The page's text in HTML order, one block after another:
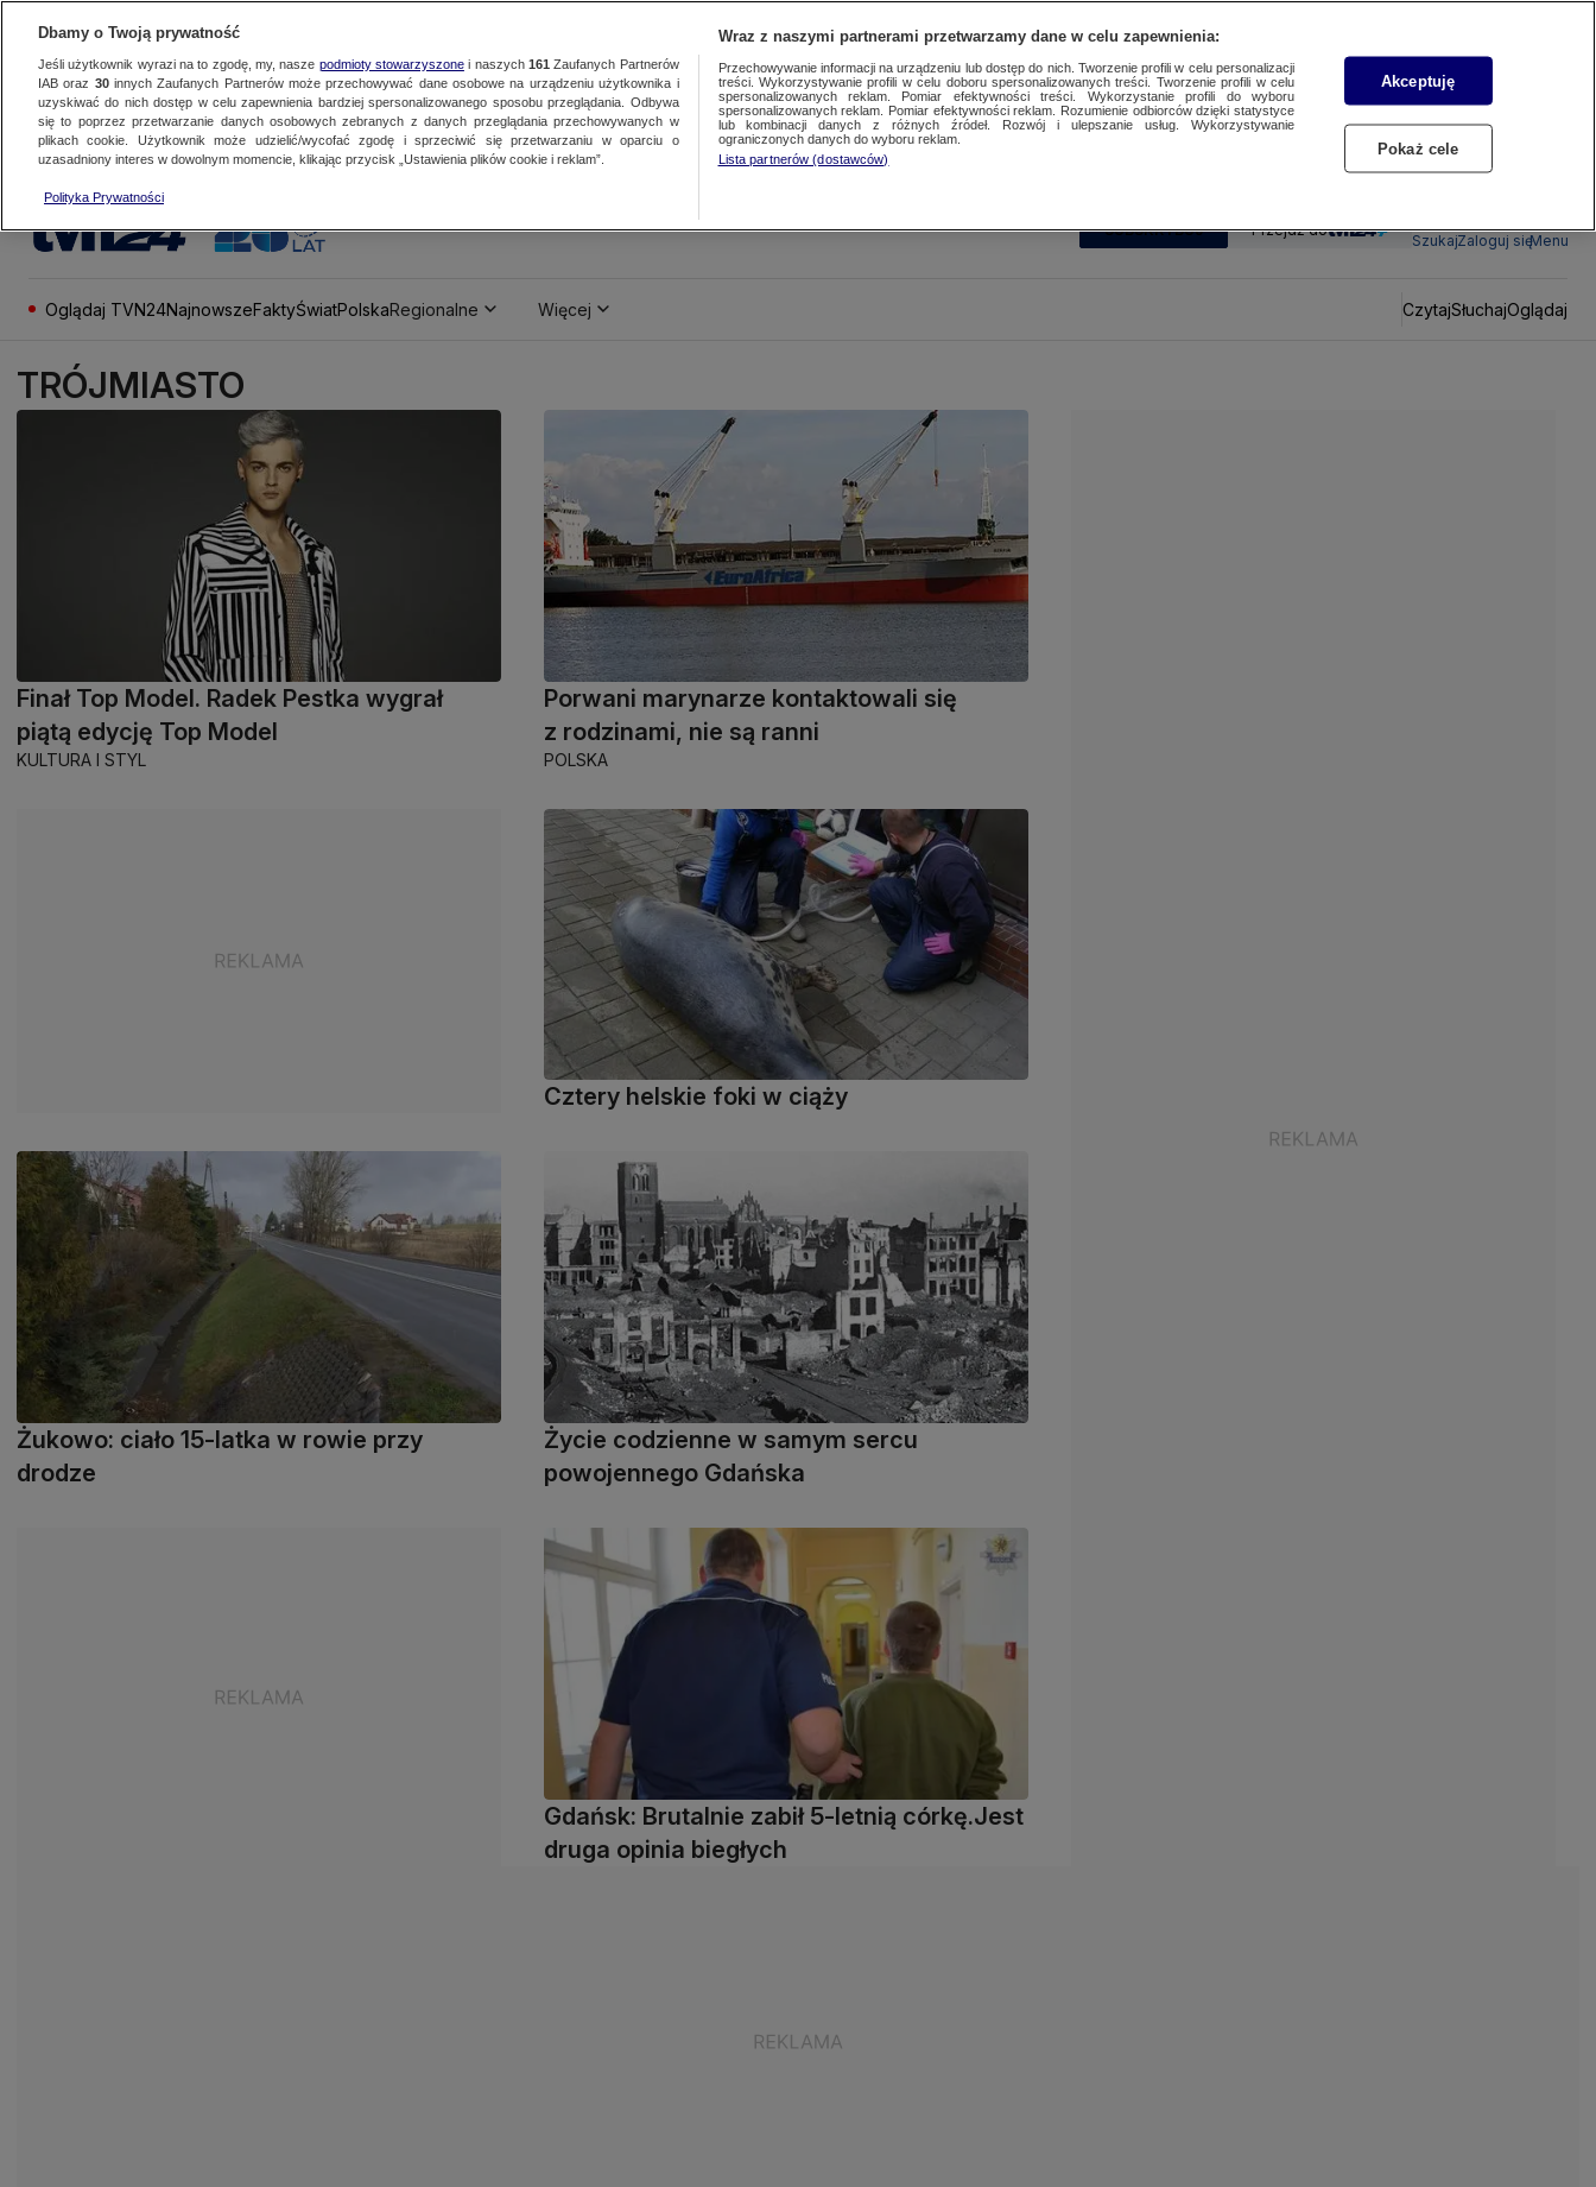
SUBSKRYBUJ Przejdź do
SzukajZaloguj sięMenu
Oglądaj TVN24NajnowszeFaktyŚwiatPolskaRegionalne Więcej CzytajSłuchajOglądaj
TRÓJMIASTO
Finał Top Model. Radek Pestka wygrał
piątą edycję Top Model
KULTURA I STYL
Porwani marynarze kontaktowali się
z rodzinami, nie są ranni
POLSKA
Cztery helskie foki w ciąży
Żukowo: ciało 15-latka w rowie przy
drodze
Życie codzienne w samym sercu
powojennego Gdańska
Gdańsk: Brutalnie zabił 5-letnią córkę.Jest
druga opinia biegłych
Dbamy o Twoją prywatność
Jeśli użytkownik wyrazi na to zgodę, my, nasze podmioty stowarzyszonei naszych 161 Zaufanych Partnerów
IAB oraz 30innych Zaufanych Partnerów może przechowywać dane osobowe na urządzeniu użytkownika i
uzyskiwać do nich dostęp w celu zapewnienia bardziej spersonalizowanego sposobu przeglądania. Odbywa
się to poprzez przetwarzanie danych osobowych zebranych z danych przeglądania przechowywanych w
plikach cookie. Użytkownik może udzielić/wycofać zgodę i sprzeciwić się przetwarzaniu w oparciu o
uzasadniony interes w dowolnym momencie, klikając przycisk „Ustawienia plików cookie i reklam”.
Polityka Prywatności
Wraz z naszymi partnerami przetwarzamy dane w celu zapewnienia:
Przechowywanie informacji na urządzeniu lub dostęp do nich. Tworzenie profili w celu personalizacji
treści. Wykorzystywanie profili w celu doboru spersonalizowanych treści. Tworzenie profili w celu
spersonalizowanych reklam. Pomiar efektywności treści. Wykorzystanie profili do wyboru
spersonalizowanych reklam. Pomiar efektywności reklam. Rozumienie odbiorców dzięki statystyce
lub kombinacji danych z różnych źródeł. Rozwój i ulepszanie usług. Wykorzystywanie
ograniczonych danych do wyboru reklam.
Lista partnerów (dostawców)
Akceptuję
Pokaż cele